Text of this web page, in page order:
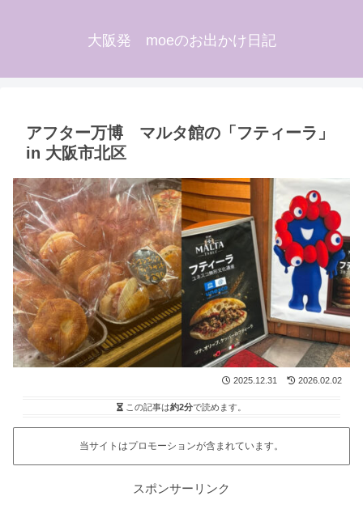
大阪発 moeのお出かけ日記
アフター万博 マルタ館の「フティーラ」
in 大阪市北区
2025.12.31 2026.02.02
この記事は約2分で読めます。
当サイトはプロモーションが含まれています。
スポンサーリンク